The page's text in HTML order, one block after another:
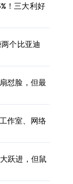
！三大利好
个比亚迪
怼脸，但最
作室、网络
跃进，但鼠